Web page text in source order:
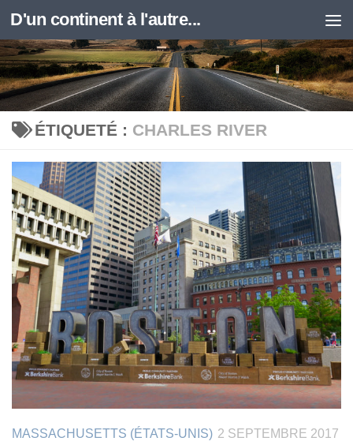
Skip to content
D'un continent à l'autre...
ÉTIQUETÉ : CHARLES RIVER
MASSACHUSETTS (ÉTATS-UNIS) 2 SEPTEMBRE 2017